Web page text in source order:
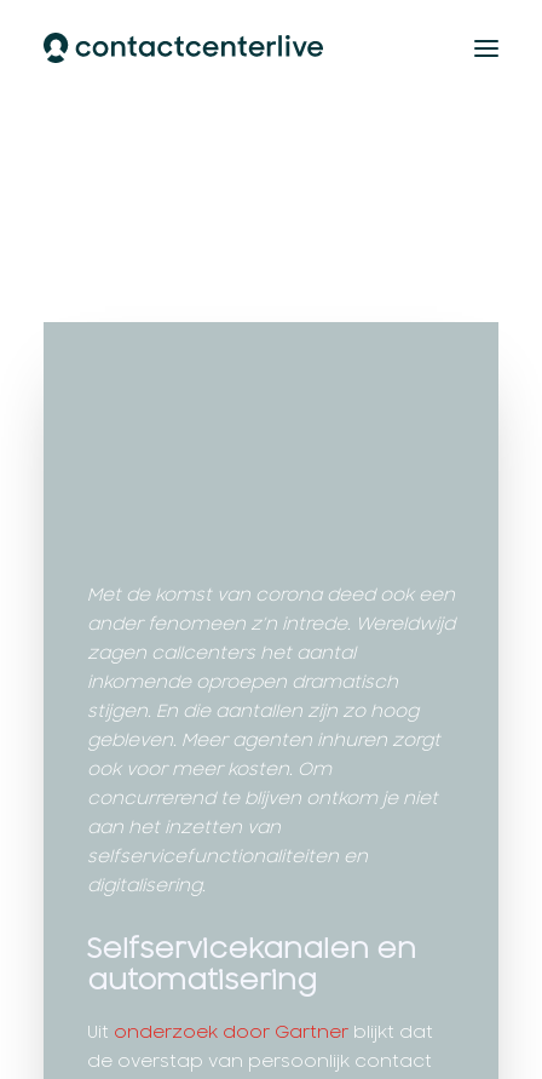
Met de komst van corona deed ook een
ander fenomeen z’n intrede. Wereldwijd
zagen callcenters het aantal
inkomende oproepen dramatisch
stijgen. En die aantallen zijn zo hoog
gebleven. Meer agenten inhuren zorgt
ook voor meer kosten. Om
concurrerend te blijven ontkom je niet
aan het inzetten van
selfservicefunctionaliteiten en
digitalisering.
Selfservicekanalen en
automatisering
Uit onderzoek door Gartner blijkt dat
de overstap van persoonlijk contact